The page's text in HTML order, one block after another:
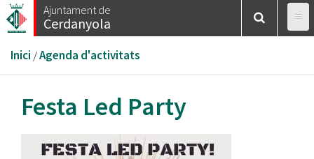
Vés
al
Ajuntament de
Cerdanyola
Esteu
aquí
Inici /Agenda d'activitats
Festa Led Party